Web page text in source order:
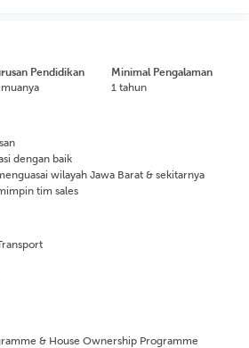
Pendidikan
Minimal Pengalaman
1 tahun
dengan baik
wilayah Jawa Barat & sekitarnya
tim sales
& House Ownership Programme